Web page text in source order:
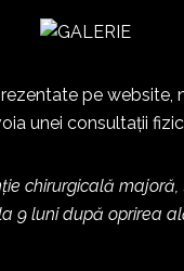
pe website,
unei consultații
chirurgicală majoră,
9 luni după oprirea